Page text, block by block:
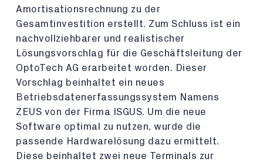
Amortisationsrechnung zu der
Gesamtinvestition erstellt. Zum Schluss ist ein
nachvollziehbarer und realistischer
Lösungsvorschlag für die Geschäftsleitung der
OptoTech AG erarbeitet worden. Dieser
Vorschlag beinhaltet ein neues
Betriebsdatenerfassungssystem Namens
ZEUS von der Firma ISGUS. Um die neue
Software optimal zu nutzen, wurde die
passende Hardwarelösung dazu ermittelt.
Diese beinhaltet zwei neue Terminals zur